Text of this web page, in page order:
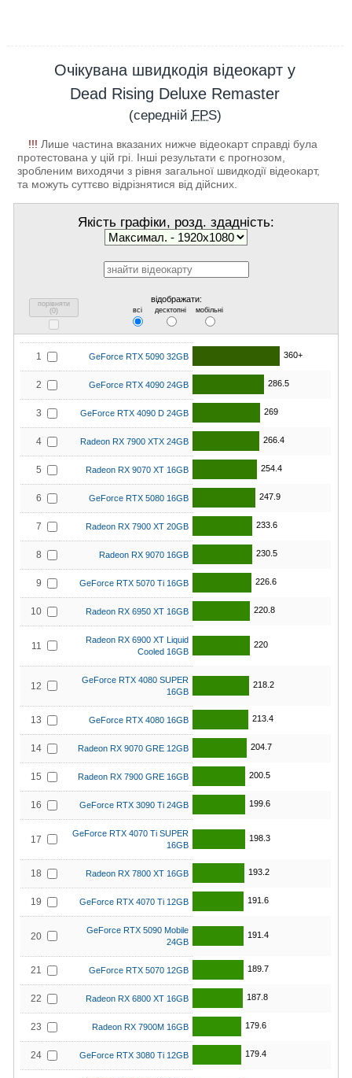
Очікувана швидкодія відеокарт у
Dead Rising Deluxe Remaster
(середній FPS)
!!! Лише частина вказаних нижче відеокарт справді була
протестована у цій грі. Інші результати є прогнозом,
зробленим виходячи з рівня загальної швидкодії відеокарт,
та можуть суттєво відрізнятися від дійсних.
Якість графіки, розд. здадність:
порівняти
(0)
відображати:
всі десктопні мобільні
1 GeForce RTX 5090 32GB 360+
2 GeForce RTX 4090 24GB 286.5
3 GeForce RTX 4090 D 24GB 269
4 Radeon RX 7900 XTX 24GB 266.4
5 Radeon RX 9070 XT 16GB 254.4
6 GeForce RTX 5080 16GB 247.9
7 Radeon RX 7900 XT 20GB 233.6
8 Radeon RX 9070 16GB 230.5
9 GeForce RTX 5070 Ti 16GB 226.6
10 Radeon RX 6950 XT 16GB 220.8
11
Radeon RX 6900 XT Liquid
Cooled 16GB
220
12
GeForce RTX 4080 SUPER
16GB
218.2
13 GeForce RTX 4080 16GB 213.4
14 Radeon RX 9070 GRE 12GB 204.7
15 Radeon RX 7900 GRE 16GB 200.5
16 GeForce RTX 3090 Ti 24GB 199.6
17
GeForce RTX 4070 Ti SUPER
16GB
198.3
18 Radeon RX 7800 XT 16GB 193.2
19 GeForce RTX 4070 Ti 12GB 191.6
20
GeForce RTX 5090 Mobile
24GB
191.4
21 GeForce RTX 5070 12GB 189.7
22 Radeon RX 6800 XT 16GB 187.8
23 Radeon RX 7900M 16GB 179.6
24 GeForce RTX 3080 Ti 12GB 179.4